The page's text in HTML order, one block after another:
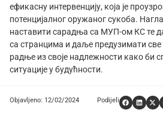
ефикасну интервенцију, која је
потенцијалног оружаног сукоба.
наставити сарадња са МУП-ом КС те
са странцима и даље предузимати све
радње из своје надлежности како би
ситуације у будућности.
Objavljeno: 12/02/2024 Podijeli